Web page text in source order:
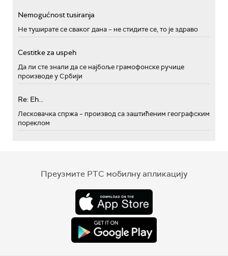
Nemogućnost tusiranja
Не туширате се сваког дана – не стидите се, то је здраво
Cestitke za uspeh
Да ли сте знали да се најбоље грамофонске ручице
производе у Србији
Re: Eh...
Лесковачка спржа – производ са заштићеним географским
пореклом
Преузмите РТС мобилну апликацију